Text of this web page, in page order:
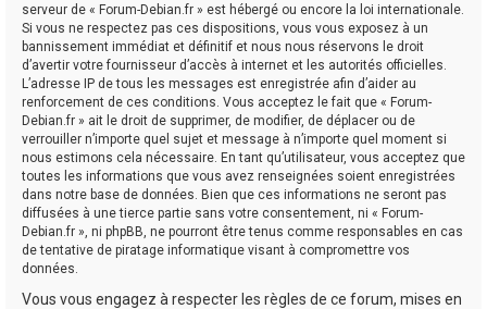
serveur de « Forum-Debian.fr » est hébergé ou encore la loi internationale.
Si vous ne respectez pas ces dispositions, vous vous exposez à un
bannissement immédiat et définitif et nous nous réservons le droit
d’avertir votre fournisseur d’accès à internet et les autorités officielles.
L’adresse IP de tous les messages est enregistrée afin d’aider au
renforcement de ces conditions. Vous acceptez le fait que « Forum-
Debian.fr » ait le droit de supprimer, de modifier, de déplacer ou de
verrouiller n’importe quel sujet et message à n’importe quel moment si
nous estimons cela nécessaire. En tant qu’utilisateur, vous acceptez que
toutes les informations que vous avez renseignées soient enregistrées
dans notre base de données. Bien que ces informations ne seront pas
diffusées à une tierce partie sans votre consentement, ni « Forum-
Debian.fr », ni phpBB, ne pourront être tenus comme responsables en cas
de tentative de piratage informatique visant à compromettre vos
données.
Vous vous engagez à respecter les règles de ce forum, mises en